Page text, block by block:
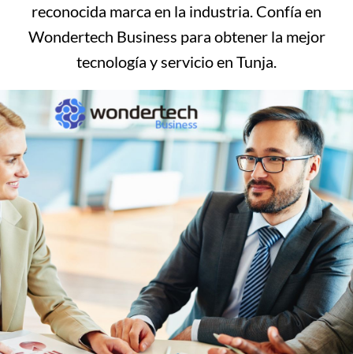
reconocida marca en la industria. Confía en
Wondertech Business para obtener la mejor
tecnología y servicio en Tunja.